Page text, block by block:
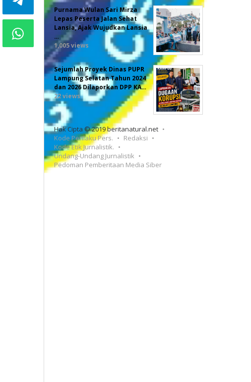
Purnama Wulan Sari Mirza
Lepas Peserta Jalan Sehat
Lansia, Ajak Wujudkan Lansia
…
1,005 views
Sejumlah Proyek Dinas PUPR
Lampung Selatan Tahun 2024
dan 2026 Dilaporkan DPP KA…
22 views
Hak Cipta © 2019 beritanatural.net
Kode Perilaku Pers.
Redaksi
Kode Etik Jurnalistik.
Undang-Undang Jurnalistik
Pedoman Pemberitaan Media Siber